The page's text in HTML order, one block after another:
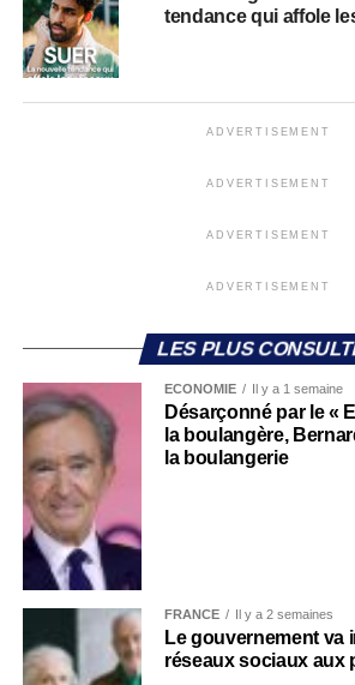
tendance qui affole
ADVERTISEMENT
ADVERTISEMENT
ADVERTISEMENT
ADVERTISEMENT
LES PLUS
ECONOMIE Il y a 1 semaine
Désarçonné par le «
la boulangère,
la boulangerie
FRANCE Il y a 2 semaines
Le gouvernement va
réseaux sociaux aux